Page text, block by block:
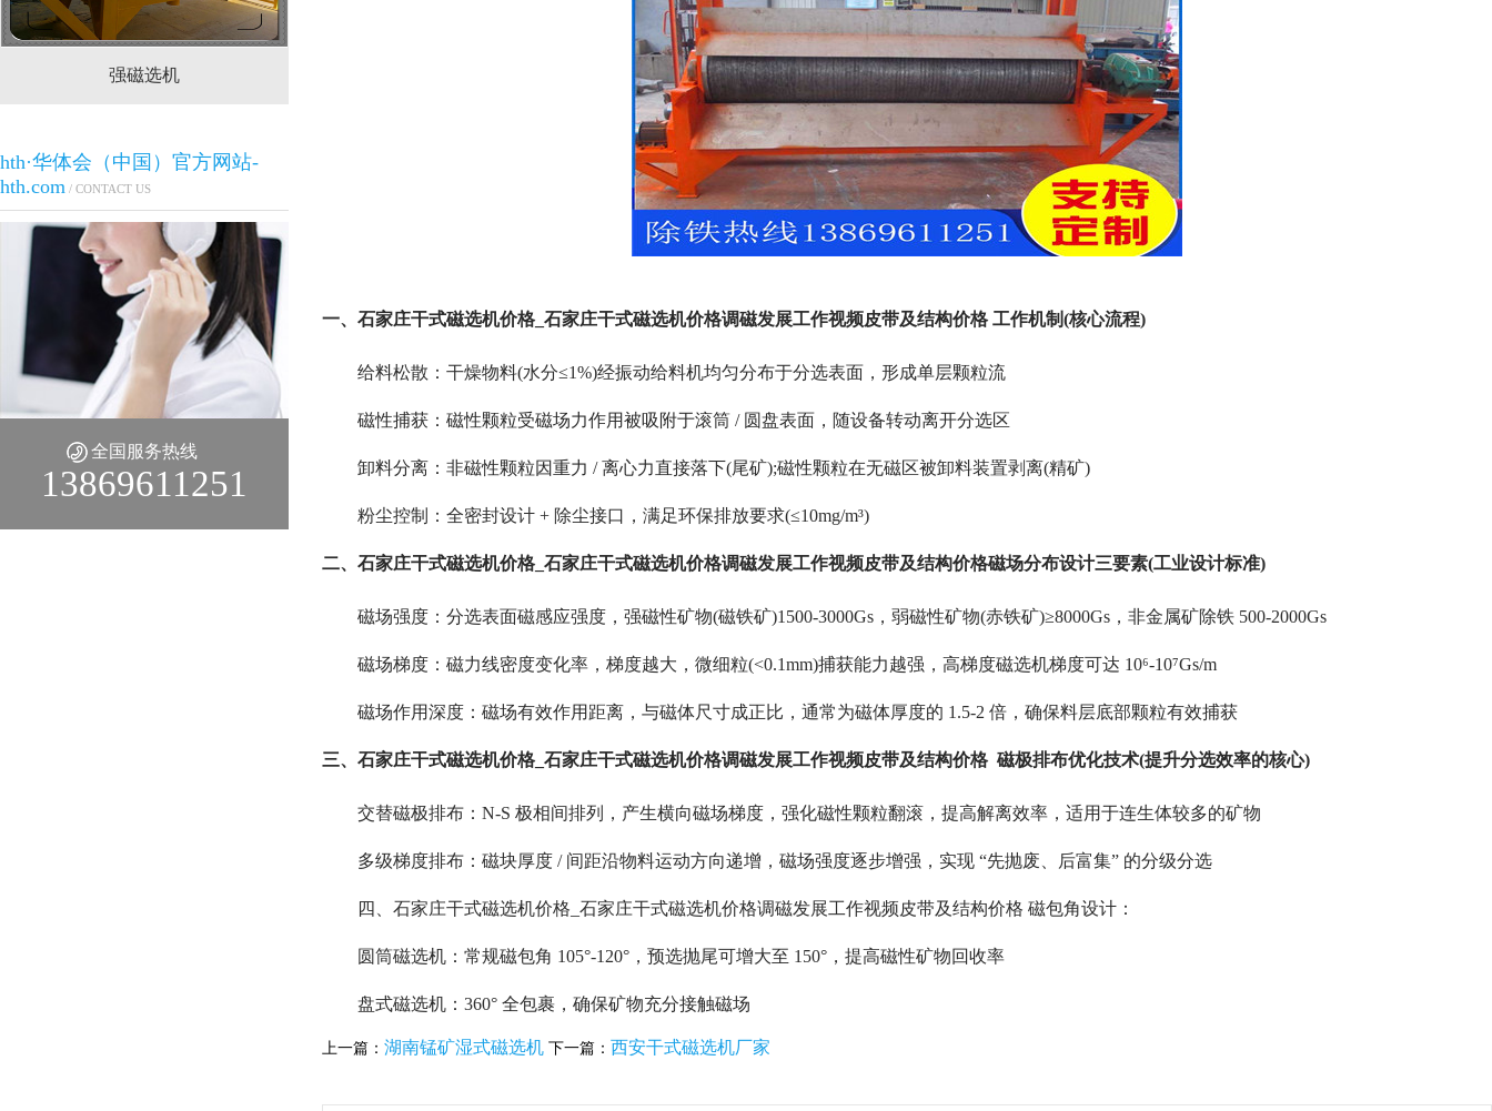
强磁选机 稀土永磁辊式强磁选机 RCT系列全磁永磁滚筒
hth·华体会（中国）官方网站-
hth.com / CONTACT US
全国服务热线
13869611251
一、石家庄干式磁选机价格_石家庄干式磁选机价格调磁发展工作视频皮带及结构价格 工作机制(核心流程)
给料松散：干燥物料(水分≤1%)经振动给料机均匀分布于分选表面，形成单层颗粒流
磁性捕获：磁性颗粒受磁场力作用被吸附于滚筒 / 圆盘表面，随设备转动离开分选区
卸料分离：非磁性颗粒因重力 / 离心力直接落下(尾矿);磁性颗粒在无磁区被卸料装置剥离(精矿)
粉尘控制：全密封设计 + 除尘接口，满足环保排放要求(≤10mg/m³)
二、石家庄干式磁选机价格_石家庄干式磁选机价格调磁发展工作视频皮带及结构价格磁场分布设计三要素(工业设计标准)
磁场强度：分选表面磁感应强度，强磁性矿物(磁铁矿)1500-3000Gs，弱磁性矿物(赤铁矿)≥8000Gs，非金属矿除铁 500-2000Gs
磁场梯度：磁力线密度变化率，梯度越大，微细粒(<0.1mm)捕获能力越强，高梯度磁选机梯度可达 10⁶-10⁷Gs/m
磁场作用深度：磁场有效作用距离，与磁体尺寸成正比，通常为磁体厚度的 1.5-2 倍，确保料层底部颗粒有效捕获
三、石家庄干式磁选机价格_石家庄干式磁选机价格调磁发展工作视频皮带及结构价格 磁极排布优化技术(提升分选效率的核心)
交替磁极排布：N-S 极相间排列，产生横向磁场梯度，强化磁性颗粒翻滚，提高解离效率，适用于连生体较多的矿物
多级梯度排布：磁块厚度 / 间距沿物料运动方向递增，磁场强度逐步增强，实现 “先抛废、后富集” 的分级分选
四、石家庄干式磁选机价格_石家庄干式磁选机价格调磁发展工作视频皮带及结构价格 磁包角设计：
圆筒磁选机：常规磁包角 105°-120°，预选抛尾可增大至 150°，提高磁性矿物回收率
盘式磁选机：360° 全包裹，确保矿物充分接触磁场
上一篇： 湖南锰矿湿式磁选机 下一篇： 西安干式磁选机厂家